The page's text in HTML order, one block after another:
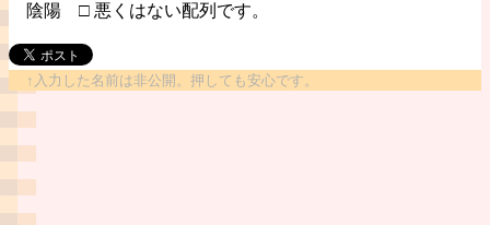
陰陽 □ 悪くはない配列です。
↑入力した名前は非公開。押しても安心です。